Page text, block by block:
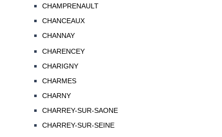
CHAMPRENAULT
CHANCEAUX
CHANNAY
CHARENCEY
CHARIGNY
CHARMES
CHARNY
CHARREY-SUR-SAONE
CHARREY-SUR-SEINE